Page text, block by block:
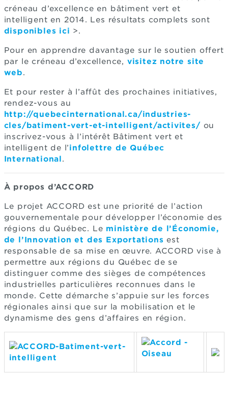
créneau d’excellence en bâtiment vert et
intelligent en 2014. Les résultats complets sont
disponibles ici >.
Pour en apprendre davantage sur le soutien offert
par le créneau d’excellence, visitez notre site
web.
Et pour rester à l’affût des prochaines initiatives,
rendez-vous au
http://quebecinternational.ca/industries-
cles/batiment-vert-et-intelligent/activites/ ou
inscrivez-vous à l’intérêt Bâtiment vert et
intelligent de l’infolettre de Québec
International.
À propos d’ACCORD
Le projet ACCORD est une priorité de l’action
gouvernementale pour développer l’économie des
régions du Québec. Le ministère de l’Économie,
de l’Innovation et des Exportations est
responsable de sa mise en œuvre. ACCORD vise à
permettre aux régions du Québec de se
distinguer comme des sièges de compétences
industrielles particulières reconnues dans le
monde. Cette démarche s’appuie sur les forces
régionales ainsi que sur la mobilisation et le
dynamisme des gens d’affaires en région.